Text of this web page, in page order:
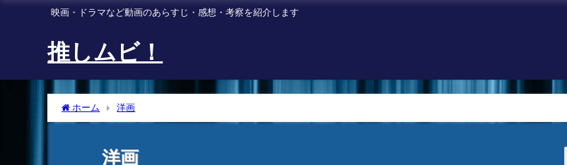
映画・ドラマなど動画のあらすじ・感想・考察を紹介します
推しムビ！
ホーム 洋画
洋画